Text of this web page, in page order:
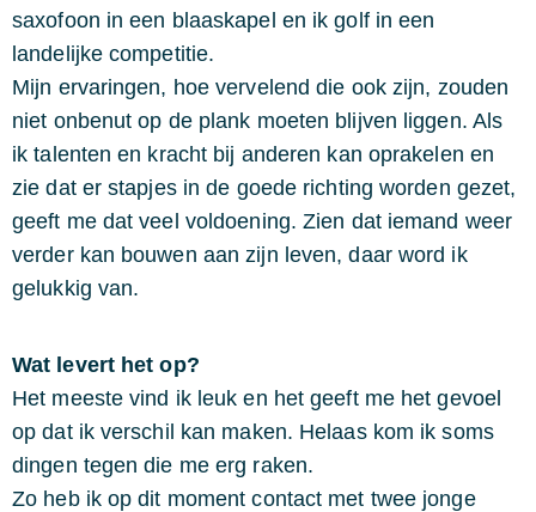
saxofoon in een blaaskapel en ik golf in een
landelijke competitie.
Mijn ervaringen, hoe vervelend die ook zijn, zouden
niet onbenut op de plank moeten blijven liggen. Als
ik talenten en kracht bij anderen kan oprakelen en
zie dat er stapjes in de goede richting worden gezet,
geeft me dat veel voldoening. Zien dat iemand weer
verder kan bouwen aan zijn leven, daar word ik
gelukkig van.
Wat levert het op?
Het meeste vind ik leuk en het geeft me het gevoel
op dat ik verschil kan maken. Helaas kom ik soms
dingen tegen die me erg raken.
Zo heb ik op dit moment contact met twee jonge